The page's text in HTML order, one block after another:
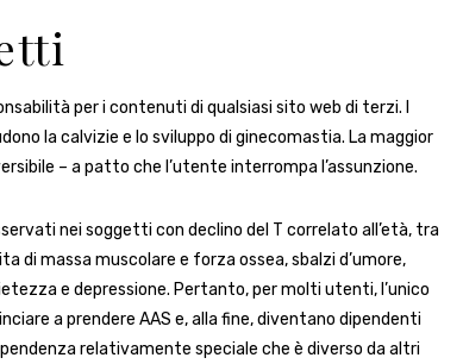
per i contenuti di qualsiasi sito web di terzi. I
la calvizie e lo sviluppo di ginecomastia. La maggior
– a patto che l’utente interrompa l’assunzione.
nei soggetti con declino del T correlato all’età, tra
di massa muscolare e forza ossea, sbalzi d’umore,
e depressione. Pertanto, per molti utenti, l’unico
a prendere AAS e, alla fine, diventano dipendenti
relativamente speciale che è diverso da altri